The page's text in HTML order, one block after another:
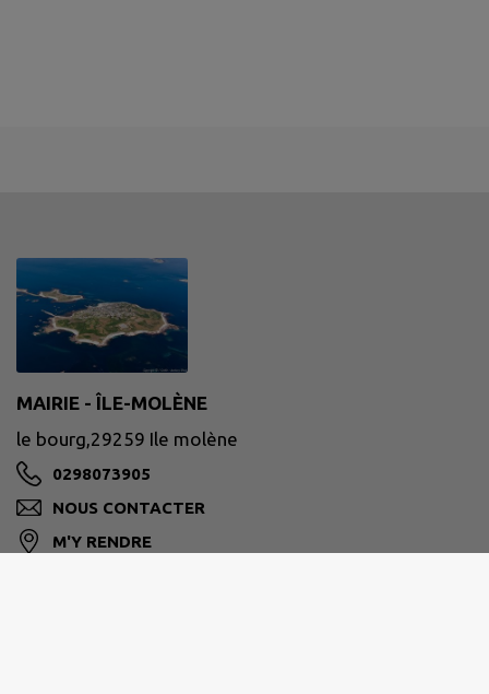
MAIRIE - ÎLE-MOLÈNE
le bourg,29259 Ile molène
0298073905
NOUS CONTACTER
M'Y RENDRE